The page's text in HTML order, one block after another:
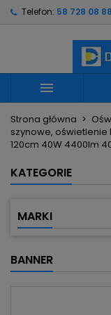
Telefon: 58 728 08 88

Strona główna
szynowe, oświetlenie
120cm 40W 4400lm
KATEGORIE
MARKI
BANNER
Utwórz
Nazwa listy
Musisz być
swojej liście